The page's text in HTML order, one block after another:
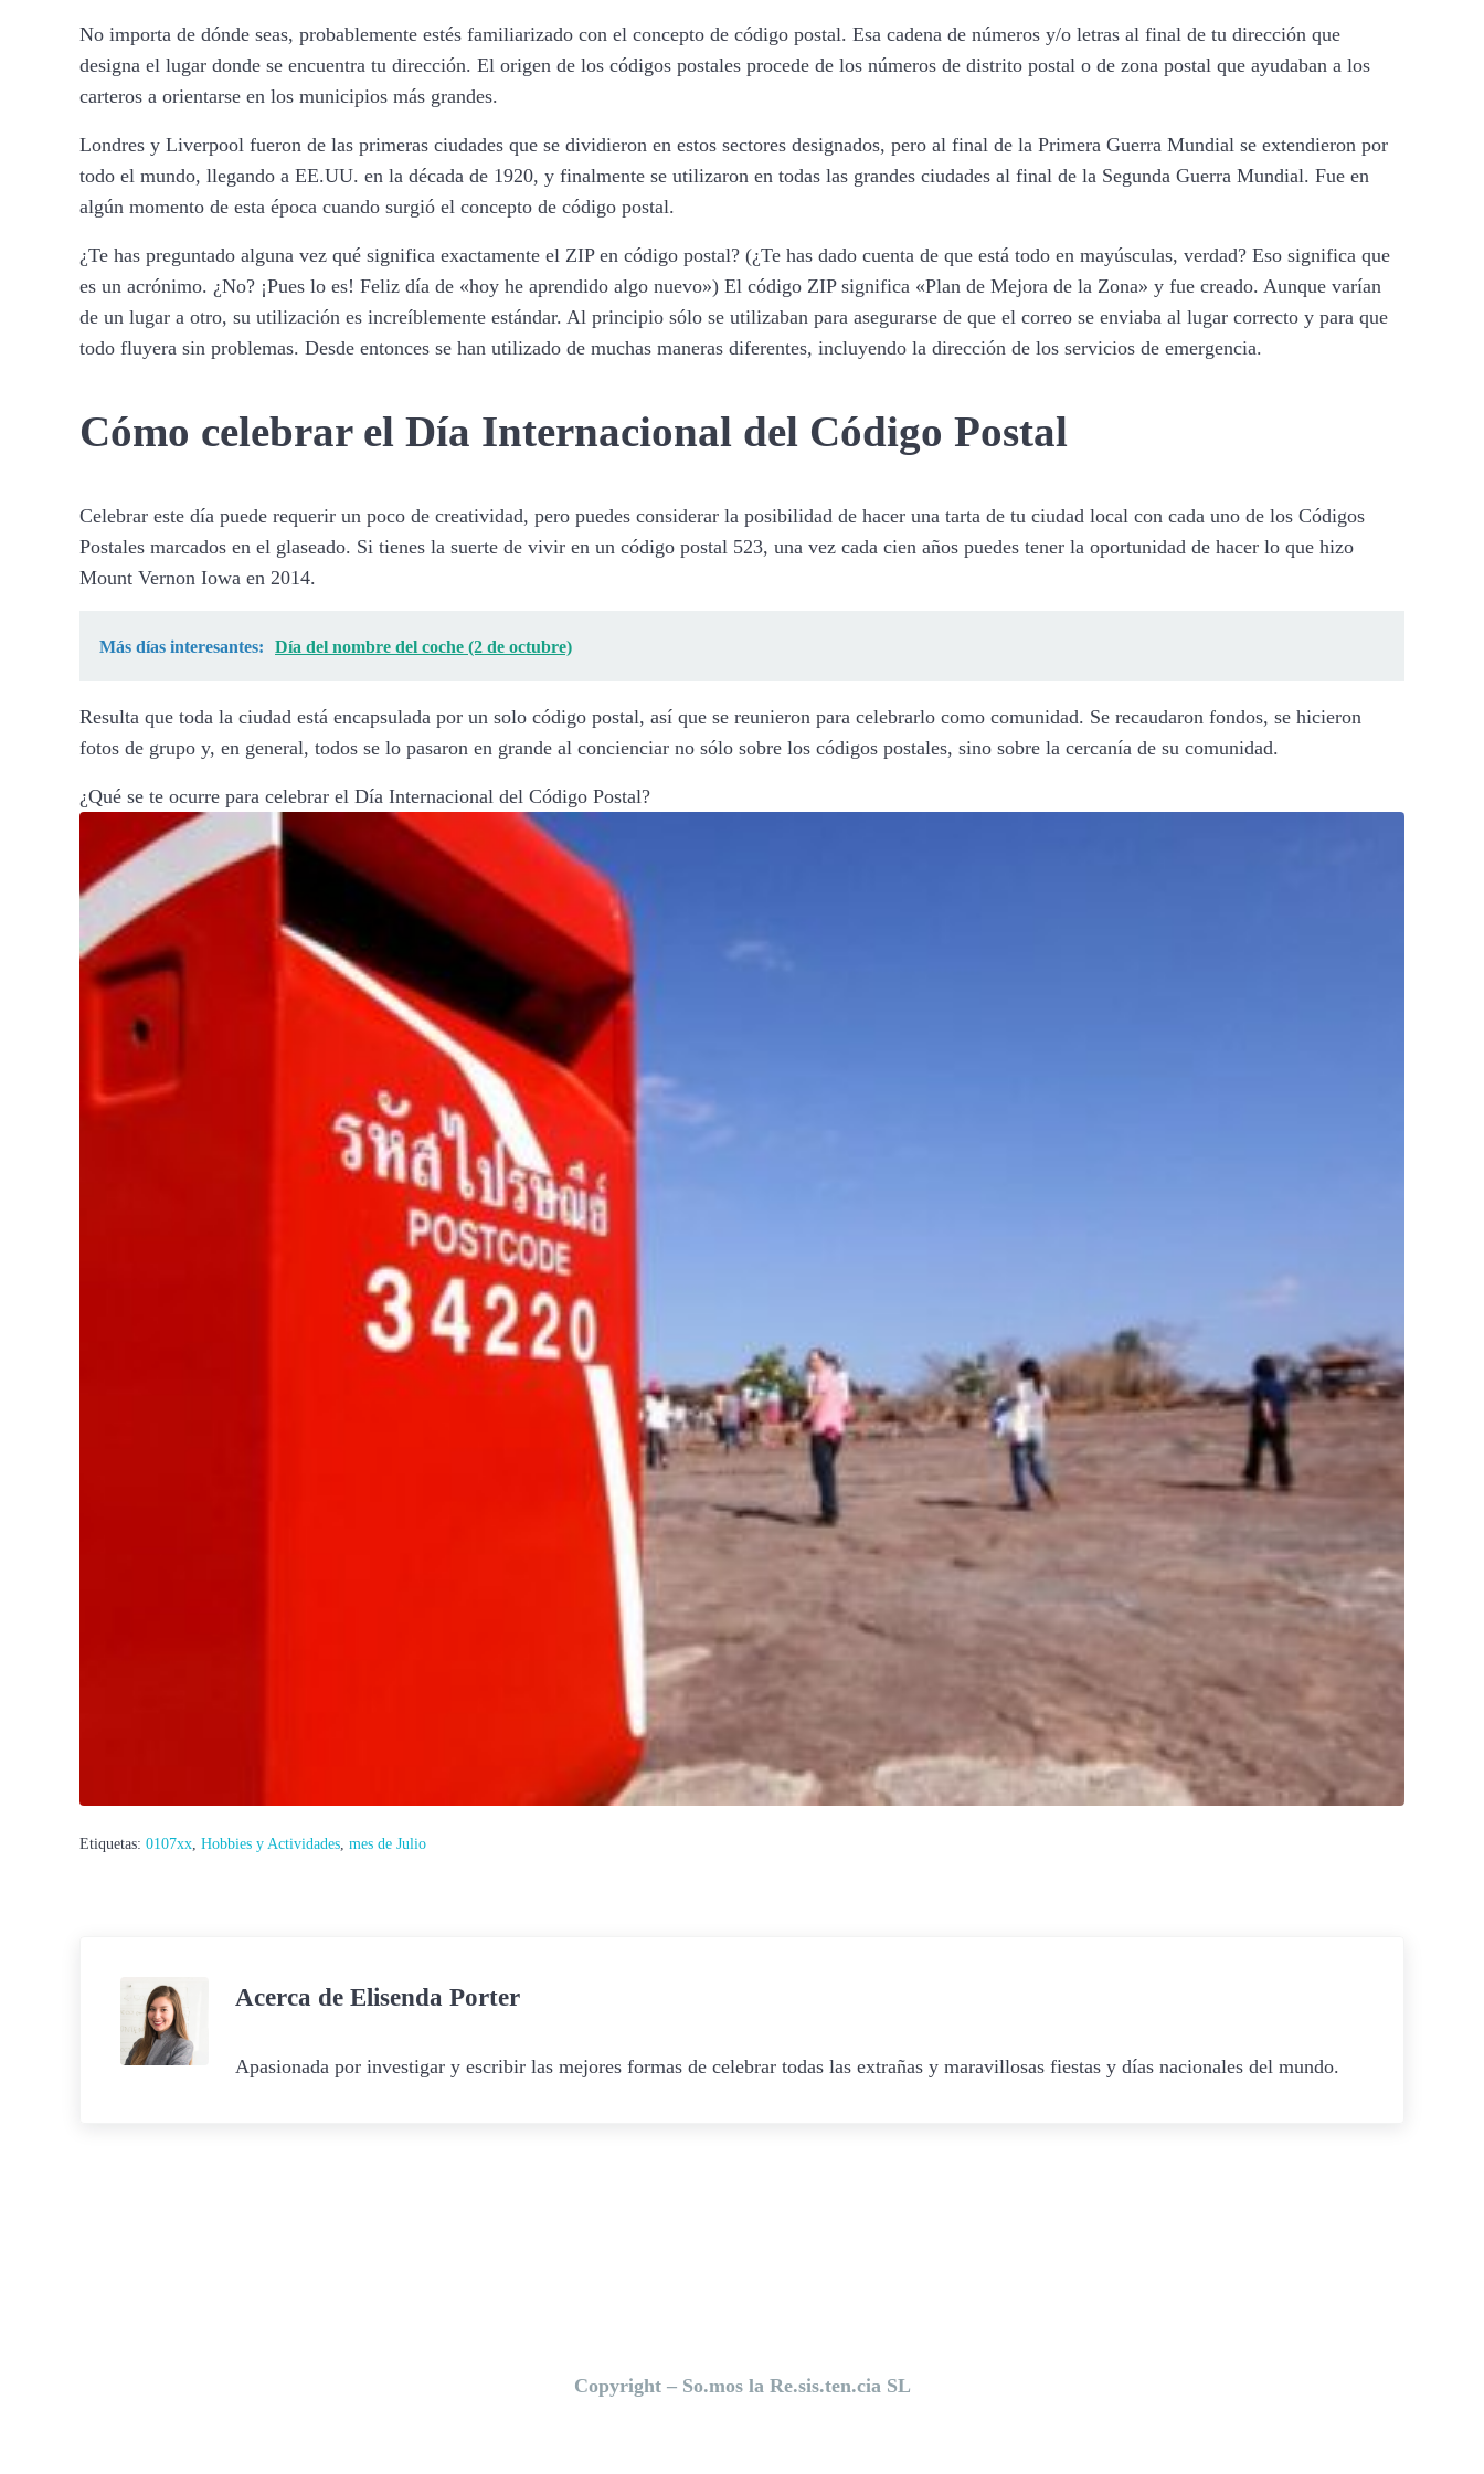
No importa de dónde seas, probablemente estés familiarizado con el concepto de código postal. Esa cadena de números y/o letras al final de tu dirección que
designa el lugar donde se encuentra tu dirección. El origen de los códigos postales procede de los números de distrito postal o de zona postal que ayudaban a los
carteros a orientarse en los municipios más grandes.
Londres y Liverpool fueron de las primeras ciudades que se dividieron en estos sectores designados, pero al final de la Primera Guerra Mundial se extendieron por
todo el mundo, llegando a EE.UU. en la década de 1920, y finalmente se utilizaron en todas las grandes ciudades al final de la Segunda Guerra Mundial. Fue en
algún momento de esta época cuando surgió el concepto de código postal.
¿Te has preguntado alguna vez qué significa exactamente el ZIP en código postal? (¿Te has dado cuenta de que está todo en mayúsculas, verdad? Eso significa que
es un acrónimo. ¿No? ¡Pues lo es! Feliz día de «hoy he aprendido algo nuevo») El código ZIP significa «Plan de Mejora de la Zona» y fue creado. Aunque varían
de un lugar a otro, su utilización es increíblemente estándar. Al principio sólo se utilizaban para asegurarse de que el correo se enviaba al lugar correcto y para que
todo fluyera sin problemas. Desde entonces se han utilizado de muchas maneras diferentes, incluyendo la dirección de los servicios de emergencia.
Cómo celebrar el Día Internacional del Código Postal
Celebrar este día puede requerir un poco de creatividad, pero puedes considerar la posibilidad de hacer una tarta de tu ciudad local con cada uno de los Códigos
Postales marcados en el glaseado. Si tienes la suerte de vivir en un código postal 523, una vez cada cien años puedes tener la oportunidad de hacer lo que hizo
Mount Vernon Iowa en 2014.
Más días interesantes: Día del nombre del coche (2 de octubre)
Resulta que toda la ciudad está encapsulada por un solo código postal, así que se reunieron para celebrarlo como comunidad. Se recaudaron fondos, se hicieron
fotos de grupo y, en general, todos se lo pasaron en grande al concienciar no sólo sobre los códigos postales, sino sobre la cercanía de su comunidad.
¿Qué se te ocurre para celebrar el Día Internacional del Código Postal?
Etiquetas: 0107xx Hobbies y Actividades mes de Julio
Acerca de Elisenda Porter
Apasionada por investigar y escribir las mejores formas de celebrar todas las extrañas y maravillosas fiestas y días nacionales del mundo.
Copyright – So.mos la Re.sis.ten.cia SL